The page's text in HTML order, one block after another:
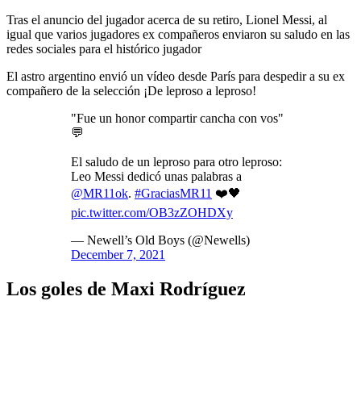
Tras el anuncio del jugador acerca de su retiro, Lionel Messi, al
igual que varios jugadores ex compañeros enviaron su saludo en las
redes sociales para el histórico jugador
El astro argentino envió un vídeo desde París para despedir a su ex
compañero de la selección ¡De leproso a leproso!
"Fue un honor compartir cancha con vos"
💬
El saludo de un leproso para otro leproso:
Leo Messi dedicó unas palabras a
@MR11ok. #GraciasMR11 ❤️🖤
pic.twitter.com/OB3zZOHDXy
— Newell’s Old Boys (@Newells)
December 7, 2021
Los goles de Maxi Rodríguez